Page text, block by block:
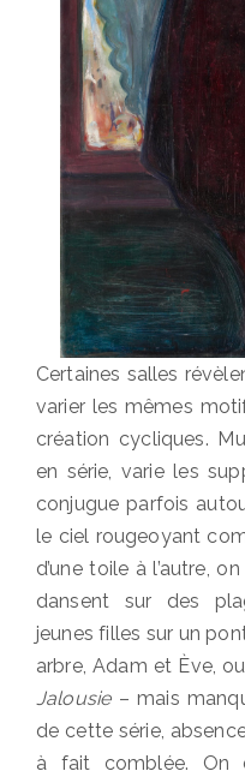
Certaines salles
varier les mêmes
création cycliques.
en série, varie les
conjugue parfois
le ciel rougeoyant
d’une toile à l’autre,
dansent sur des
jeunes filles sur un
arbre, Adam et Ève,
Jalousie– mais
de cette série,
à fait comblée. On